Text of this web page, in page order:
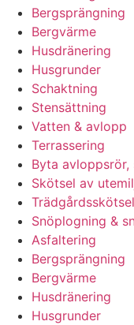
Bergsprängning
Bergvärme
Husdränering
Husgrunder
Schaktning
Stensättning
Vatten & avlopp
Terrassering
Byta
Skötsel av
Trädgårdsskötsel
Snöplogning &
Asfaltering
Bergsprängning
Bergvärme
Husdränering
Husgrunder